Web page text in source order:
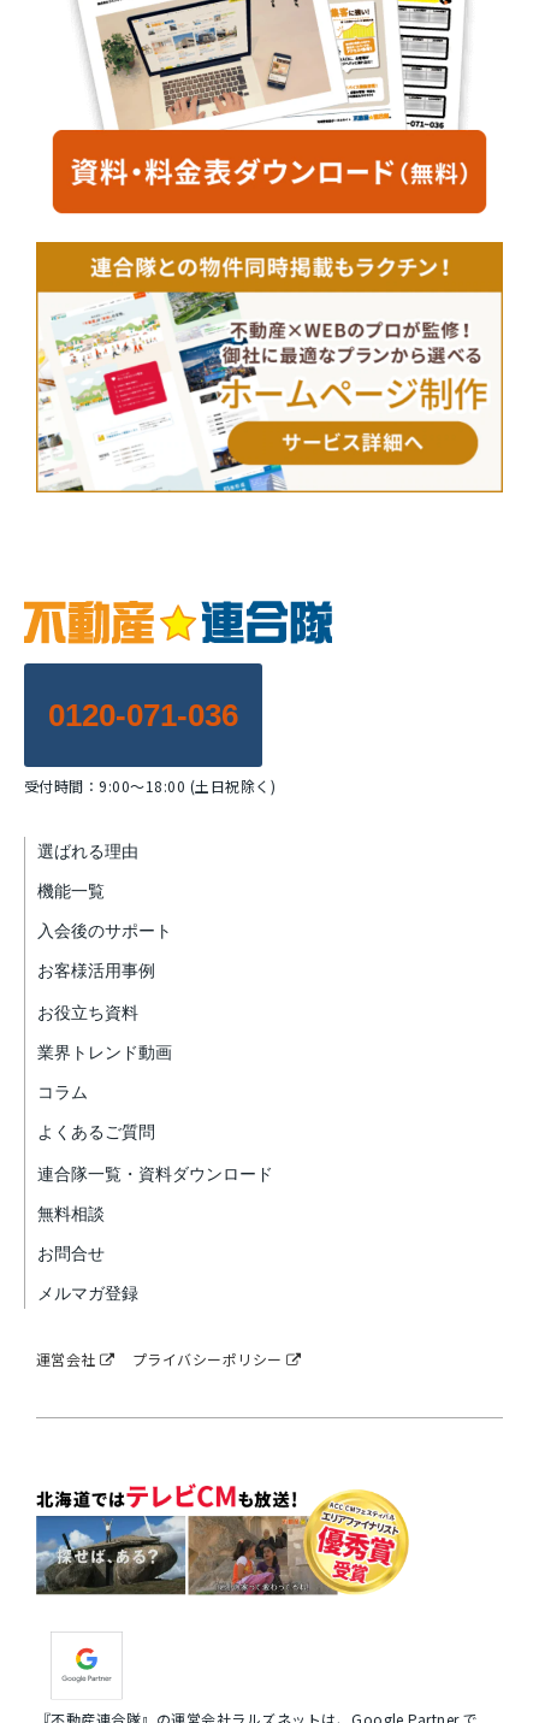
0120-071-036
受付時間：9:00～18:00 (土日祝除く)
選ばれる理由
機能一覧
入会後のサポート
お客様活用事例
お役立ち資料
業界トレンド動画
コラム
よくあるご質問
連合隊一覧・資料ダウンロード
無料相談
お問合せ
メルマガ登録
運営会社 プライバシーポリシー
『不動産連合隊』の運営会社ラルズネットは、Google Partner で